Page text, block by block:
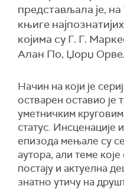
представљала је,
књиге
којима су Г. Г.
Алан По, Џорџ
Начин на који је
остварен оставио је
уметничким
статус. Инсценације
епизода мењале су
аутора, али теме
постају и актуелна
знатно утичу на